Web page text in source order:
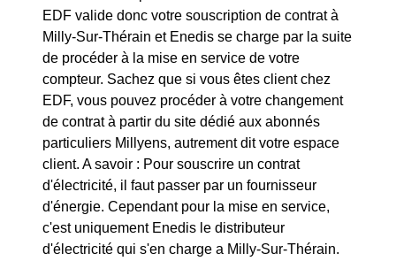
EDF valide donc votre souscription de contrat à
Milly-Sur-Thérain et Enedis se charge par la suite
de procéder à la mise en service de votre
compteur. Sachez que si vous êtes client chez
EDF, vous pouvez procéder à votre changement
de contrat à partir du site dédié aux abonnés
particuliers Millyens, autrement dit votre espace
client. A savoir : Pour souscrire un contrat
d'électricité, il faut passer par un fournisseur
d'énergie. Cependant pour la mise en service,
c'est uniquement Enedis le distributeur
d'électricité qui s'en charge a Milly-Sur-Thérain.